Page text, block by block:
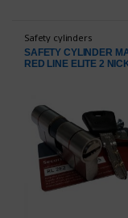
Safety cylinders
SAFETY CYLINDER
RED LINE ELITE 2